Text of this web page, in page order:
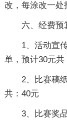
改，每涂改一处
六、经费预
1、活动宣
单，预计30元共
2、比赛稿
共：40元
3、比赛奖